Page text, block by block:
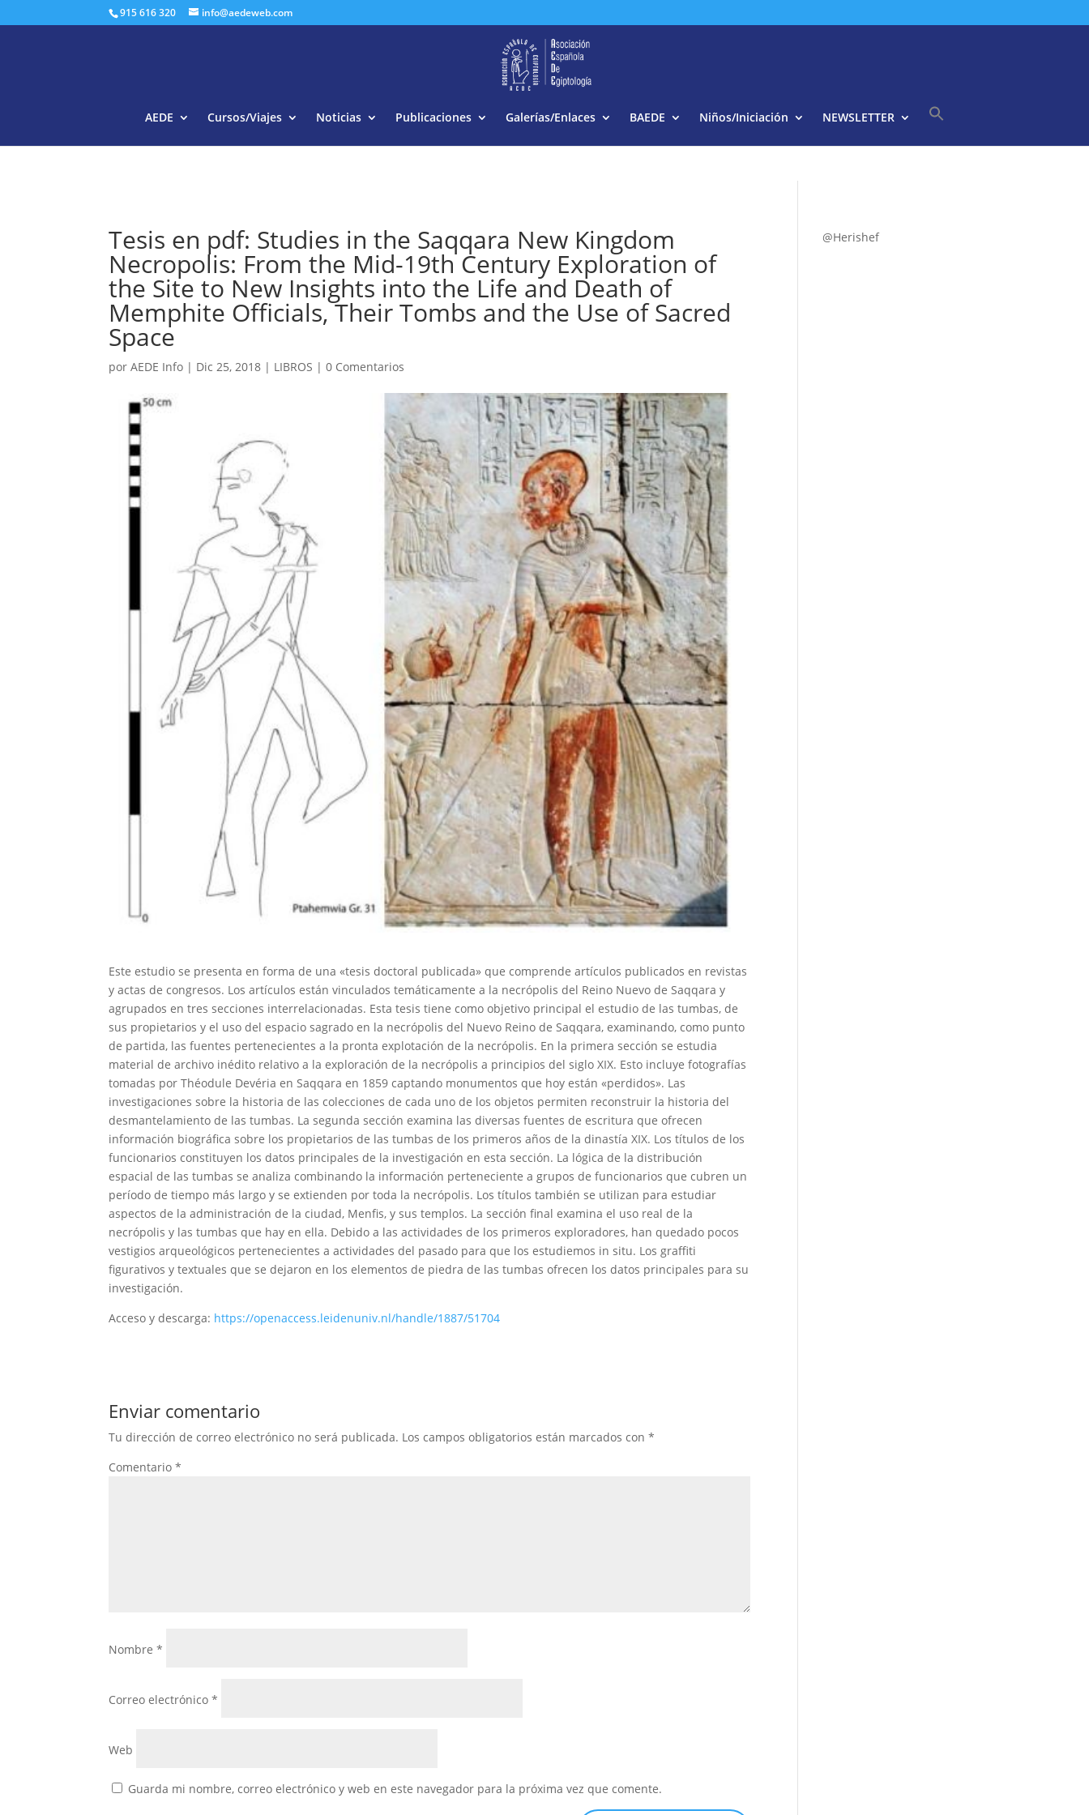
915 616 320 info@aedeweb.com
AEDE Cursos/Viajes Noticias Publicaciones Galerías/Enlaces BAEDE Niños/Iniciación NEWSLETTER
Tesis en pdf: Studies in the Saqqara New Kingdom
Necropolis: From the Mid-19th Century Exploration of
the Site to New Insights into the Life and Death of
Memphite Officials, Their Tombs and the Use of Sacred
Space
porAEDE Info | Dic 25, 2018 | LIBROS |0 Comentarios
Este estudio se presenta en forma de una «tesis doctoral publicada» que comprende artículos publicados en revistas
y actas de congresos. Los artículos están vinculados temáticamente a la necrópolis del Reino Nuevo de Saqqara y
agrupados en tres secciones interrelacionadas. Esta tesis tiene como objetivo principal el estudio de las tumbas, de
sus propietarios y el uso del espacio sagrado en la necrópolis del Nuevo Reino de Saqqara, examinando, como punto
de partida, las fuentes pertenecientes a la pronta explotación de la necrópolis. En la primera sección se estudia
material de archivo inédito relativo a la exploración de la necrópolis a principios del siglo XIX. Esto incluye fotografías
tomadas por Théodule Devéria en Saqqara en 1859 captando monumentos que hoy están «perdidos». Las
investigaciones sobre la historia de las colecciones de cada uno de los objetos permiten reconstruir la historia del
desmantelamiento de las tumbas. La segunda sección examina las diversas fuentes de escritura que ofrecen
información biográfica sobre los propietarios de las tumbas de los primeros años de la dinastía XIX. Los títulos de los
funcionarios constituyen los datos principales de la investigación en esta sección. La lógica de la distribución
espacial de las tumbas se analiza combinando la información perteneciente a grupos de funcionarios que cubren un
período de tiempo más largo y se extienden por toda la necrópolis. Los títulos también se utilizan para estudiar
aspectos de la administración de la ciudad, Menfis, y sus templos. La sección final examina el uso real de la
necrópolis y las tumbas que hay en ella. Debido a las actividades de los primeros exploradores, han quedado pocos
vestigios arqueológicos pertenecientes a actividades del pasado para que los estudiemos in situ. Los graffiti
figurativos y textuales que se dejaron en los elementos de piedra de las tumbas ofrecen los datos principales para su
investigación.
Acceso y descarga: https://openaccess.leidenuniv.nl/handle/1887/51704
Enviar comentario
Tu dirección de correo electrónico no será publicada. Los campos obligatorios están marcados con*
Comentario*
Nombre*
Correo electrónico*
Web
Guarda mi nombre, correo electrónico y web en este navegador para la próxima vez que comente.
@Herishef